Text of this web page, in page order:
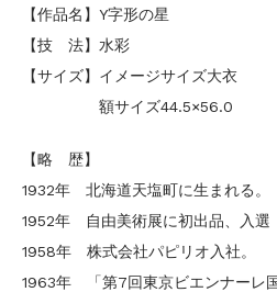
【作品名】Y字形の星
【技 法】水彩
【サイズ】イメージサイズ大衣
額サイズ44.5×56.0
【略 歴】
1932年 北海道天塩町に生まれる。
1952年 自由美術展に初出品、入選
1958年 株式会社パピリオ入社。
1963年 「第7回東京ビエンナーレ